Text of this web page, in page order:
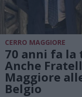
CERRO MAGGIORE
70 anni fa la
Anche
Maggiore
Belgio